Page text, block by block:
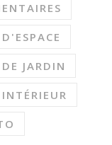
JARDIN